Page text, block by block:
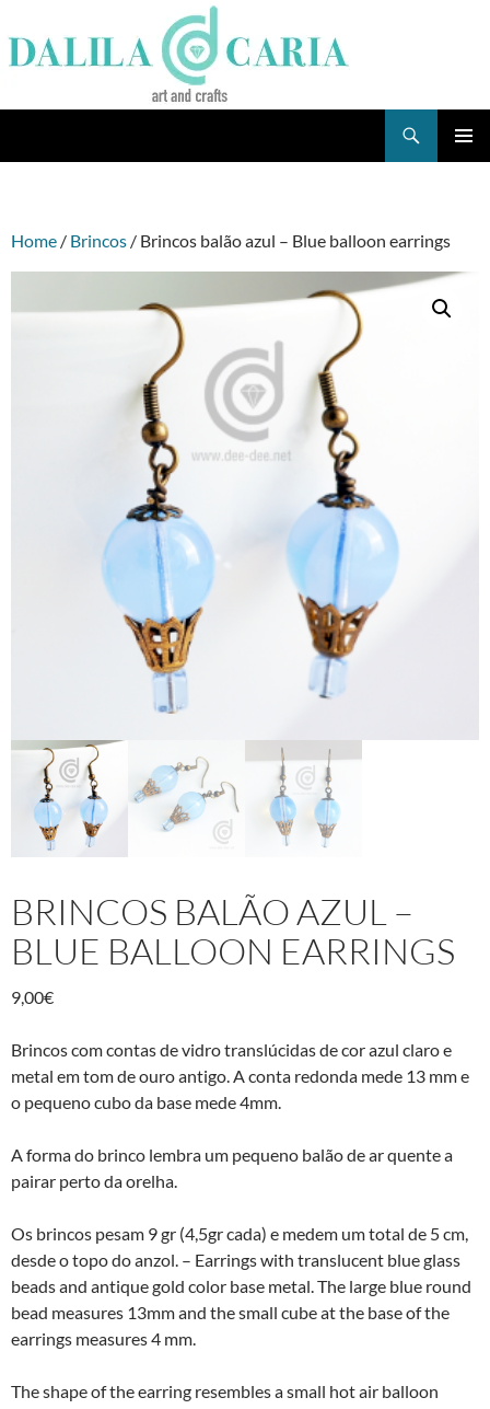
to
content
Home / Brincos / Brincos balão azul – Blue balloon earrings
BRINCOS BALÃO AZUL –
BLUE BALLOON EARRINGS
9,00€
Brincos com contas de vidro translúcidas de cor azul claro e
metal em tom de ouro antigo. A conta redonda mede 13 mm e
o pequeno cubo da base mede 4mm.
A forma do brinco lembra um pequeno balão de ar quente a
pairar perto da orelha.
Os brincos pesam 9 gr (4,5gr cada) e medem um total de 5 cm,
desde o topo do anzol. – Earrings with translucent blue glass
beads and antique gold color base metal. The large blue round
bead measures 13mm and the small cube at the base of the
earrings measures 4 mm.
The shape of the earring resembles a small hot air balloon